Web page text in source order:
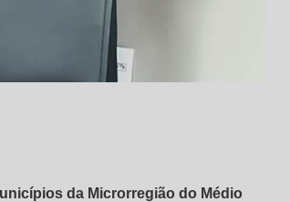
da Microrregião do Médio